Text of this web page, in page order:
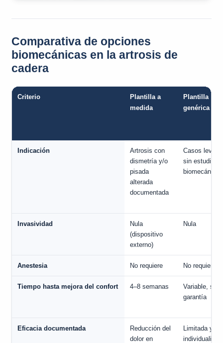
Comparativa de opciones
biomecánicas en la artrosis de
cadera
Criterio
Plantilla a
medida
Plantilla
genérica
Indicación
Artrosis con
dismetría y/o
pisada
alterada
documentada
Casos leves
sin estudio
biomecánico
Invasividad
Nula
(dispositivo
externo)
Nula
Anestesia No requiere No requiere
Tiempo hasta mejora del confort 4–8 semanas
Variable, sin
garantía
Eficacia documentada
Reducción del
dolor en
Limitada y no